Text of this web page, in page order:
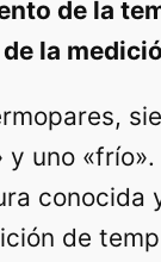
de la
la
y uno
conocida
de